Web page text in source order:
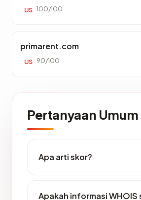
US 100/100
primarent.com
US 90/100
Pertanyaan Umum
Apa arti skor?
Apakah informasi